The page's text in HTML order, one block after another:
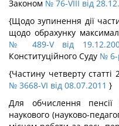
Законом № 76-VIII від
{Щодо зупинення дії
щодо обрахунку
№ 489-V від
Конституційного Суду № 6-
{Частину четверту
№ 3668-VI від 08.07.2011 }
Для обчислення пенсії
наукового (науково-